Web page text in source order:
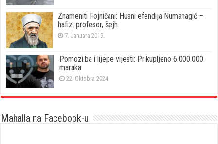
Znameniti Fojničani: Husni efendija Numanagić –
hafiz, profesor, šejh
7. Januara 2019.
Pomozi.ba i lijepe vijesti: Prikupljeno 6.000.000
maraka
22. Oktobra 2024.
Mahalla na Facebook-u